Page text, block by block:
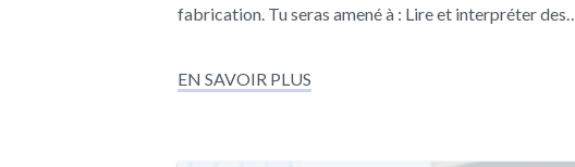
fabrication. Tu seras amené à : Lire et interpréter
EN SAVOIR PLUS